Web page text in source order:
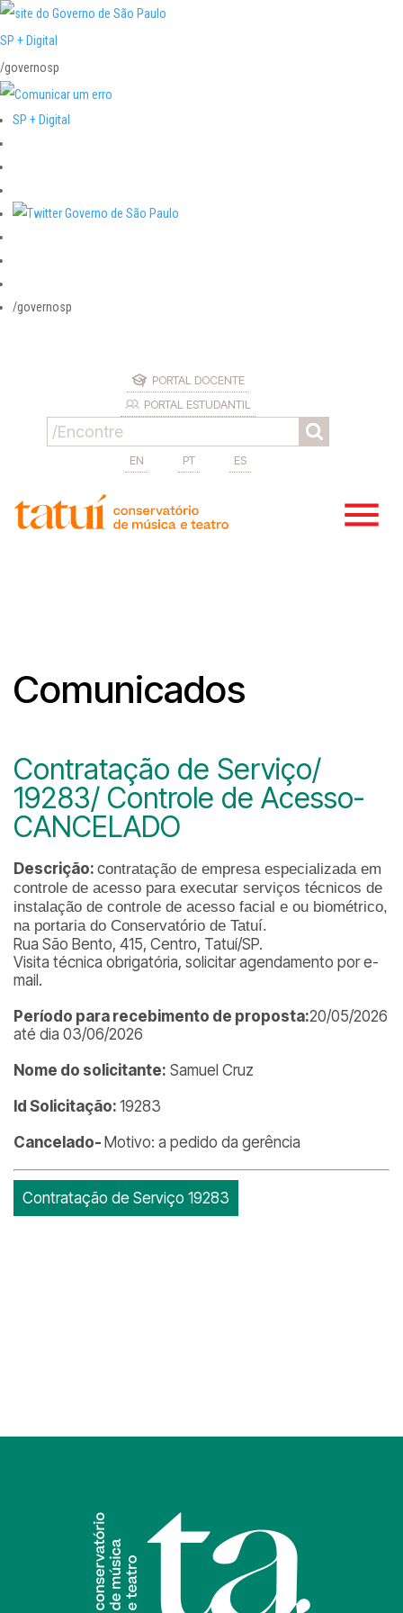
SP + Digital
/governosp
SP + Digital
/governosp
PORTAL DOCENTE
PORTAL ESTUDANTIL
EN PT ES
Comunicados
Contratação de Serviço/
19283/ Controle de Acesso-
CANCELADO
Descrição: contratação de empresa especializada em
controle de acesso para executar serviços técnicos de
instalação de controle de acesso facial e ou biométrico,
na portaria do Conservatório de Tatuí.
Rua São Bento, 415, Centro, Tatuí/SP.
Visita técnica obrigatória, solicitar agendamento por e-
mail.
Período para recebimento de proposta:20/05/2026
até dia 03/06/2026
Nome do solicitante: Samuel Cruz
Id Solicitação: 19283
Cancelado- Motivo: a pedido da gerência
Contratação de Serviço 19283